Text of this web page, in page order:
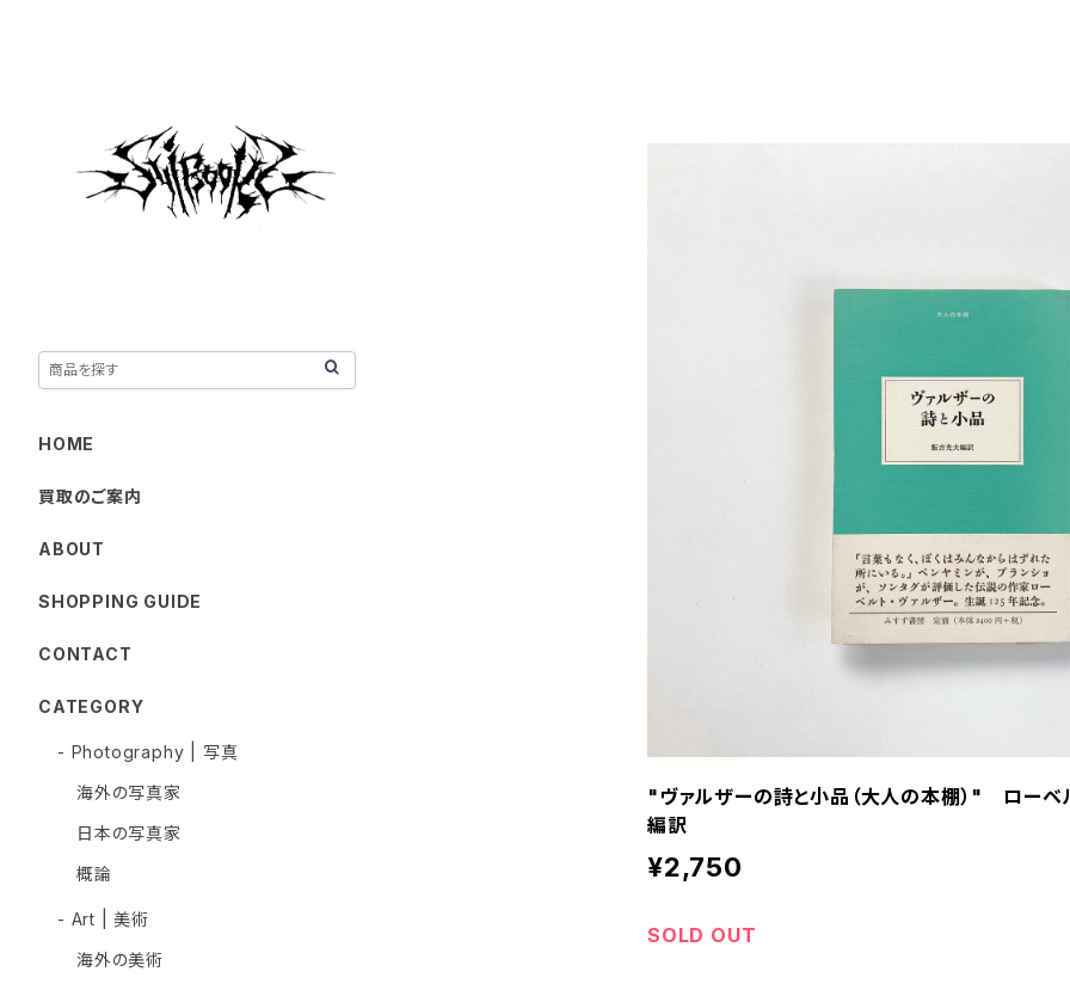
"ヴァルザーの詩と小品（大人の本棚）" ロー
編訳
¥2,750
SOLD OUT
HOME
買取のご案内
ABOUT
SHOPPING GUIDE
CONTACT
CATEGORY
- Photography | 写真
海外の写真家
日本の写真家
概論
- Art | 美術
海外の美術